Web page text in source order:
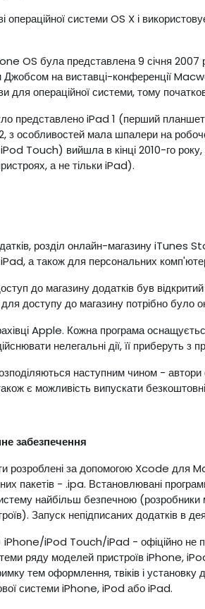
операційної системи OS X і
OS була представлена ​​9 січня
на виставці-конференції
для операційної системи, тому
представлено iPad 1 (перший
з особливостей мала шпалери на
Touch) вийшла в кінці 2010-го
а не тільки iPad).
розділ онлайн-магазину iTunes
а також для персональних
до магазину додатків був
доступу до магазину потрібно було
Apple. Кожна програма
нелегальні дії, її приберуть з
наступним чином -
є можливість випускати
забезпечення
розроблені за допомогою Xcode для
пакетів - .ipa. Встановлювані
найбільш безпечною
Запуск непідписаних додатків в
iPod Touch/iPad - офіційно не
ряду моделей пристроїв iPhone,
тем оформлення, твіків і
системи iPhone, iPod або iPad.